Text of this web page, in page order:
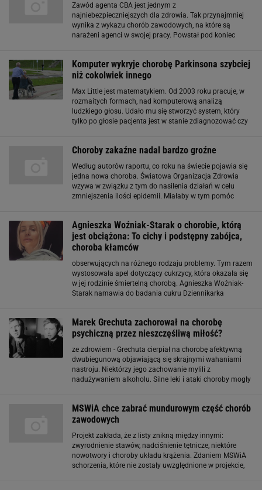
Zawód agenta CBA jest jednym z
najniebezpieczniejszych dla zdrowia. Tak przynajmniej
wynika z wykazu chorób zawodowych, na które są
narażeni agenci w swojej pracy. Powstał pod koniec
pozytywnie
Komputer wykryje chorobę Parkinsona szybciej
niż cokolwiek innego
Max Little jest matematykiem. Od 2003 roku pracuje, w
rozmaitych formach, nad komputerową analizą
ludzkiego głosu. Udało mu się stworzyć system, który
tylko po głosie pacjenta jest w stanie zdiagnozować czy
Choroby zakaźne nadal bardzo groźne
Według autorów raportu, co roku na świecie pojawia się
jedna nowa choroba. Światowa Organizacja Zdrowia
wzywa w związku z tym do nasilenia działań w celu
zmniejszenia ilości epidemii. Miałaby w tym pomóc
Agnieszka Woźniak-Starak o chorobie, którą
jest obciążona: To cichy i podstępny zabójca,
choroba kłamców
obserwujących na różnego rodzaju problemy. Tym razem
wystosowała apel dotyczący cukrzycy, która okazała się
w jej rodzinie śmiertelną chorobą. Agnieszka Woźniak-
Starak namawia do badania cukru Dziennikarka
Marek Grechuta zachorował na chorobę
psychiczną przez nieszczęśliwą miłość?
ze zdrowiem - Grechuta cierpiał na chorobę afektywną
dwubiegunową objawiającą się skrajnymi wahaniami
nastroju. Niektórzy jego zachowanie mylili z
nadużywaniem alkoholu. Silne leki i ataki choroby mogły
MSWiA chce zabrać mundurowym część chorób
zawodowych
Projekt zakłada, że z listy znikną między innymi:
zwyrodnienie stawów, nadciśnienie tętnicze, niektóre
nowotwory i choroby układu krążenia. Zdaniem MSWiA
schorzenia, które nie zostały uwzględnione w projekcie,